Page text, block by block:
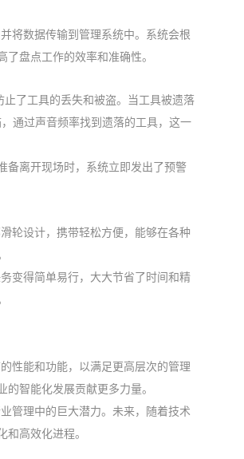
将数据传输到管理系统中。系统会根
盘点工作的效率和准确性。
了工具的丢失和被盗。当工具被遗落
通过声音频率找到遗落的工具，这一
备离开现场时，系统立即发出了预警
轮设计，携带轻松方便，能够在各种
变得简单易行，大大节省了时间和精
性能和功能，以满足更高层次的管理
智能化发展贡献更多力量。
管理中的巨大潜力。未来，随着技术
高效化进程。